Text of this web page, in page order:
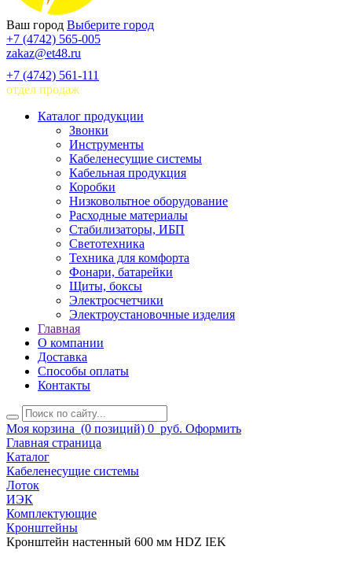
Ваш город Выберите город
+7 (4742) 565-005
zakaz@et48.ru
+7 (4742) 561-111
отдел продаж
Каталог продукции
Звонки
Инструменты
Кабеленесущие системы
Кабельная продукция
Коробки
Низковольтное оборудование
Расходные материалы
Стабилизаторы, ИБП
Светотехника
Техника для комфорта
Фонари, батарейки
Щиты, боксы
Электросчетчики
Электроустановочные изделия
Главная
О компании
Доставка
Способы оплаты
Контакты
Моя корзина (0 позиций) 0 руб. Оформить
Главная страница
Каталог
Кабеленесущие системы
Лоток
ИЭК
Комплектующие
Кронштейны
Кронштейн настенный 600 мм HDZ IEK